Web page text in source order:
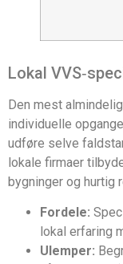
Lokal
Den mest
individuelle
udføre selve
lokale firmaer
bygninger og hurtig
Fordele:
lokal erfaring
Ulemper: